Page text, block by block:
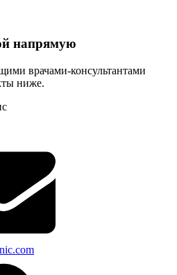
напрямую
врачами-консультантами
ниже.